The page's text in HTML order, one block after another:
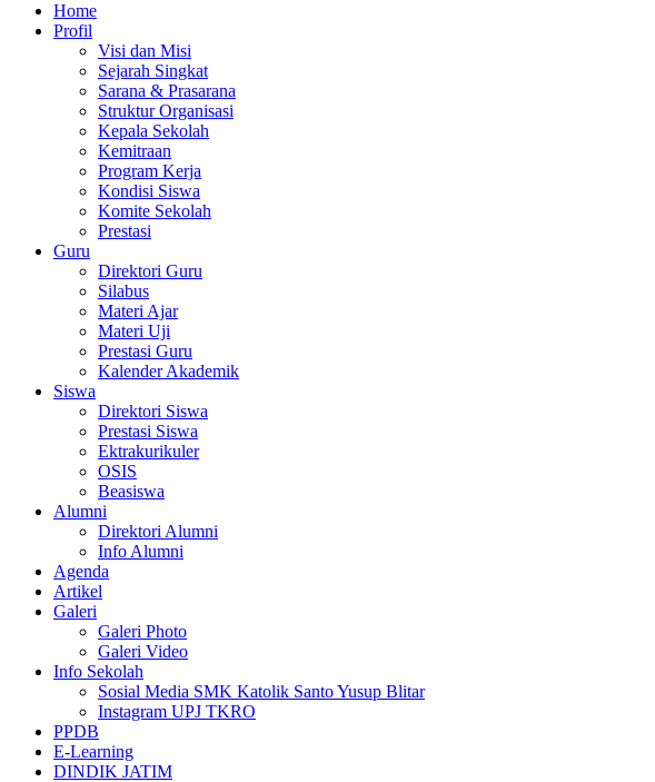
Home
Profil
Visi dan Misi
Sejarah Singkat
Sarana & Prasarana
Struktur Organisasi
Kepala Sekolah
Kemitraan
Program Kerja
Kondisi Siswa
Komite Sekolah
Prestasi
Guru
Direktori Guru
Silabus
Materi Ajar
Materi Uji
Prestasi Guru
Kalender Akademik
Siswa
Direktori Siswa
Prestasi Siswa
Ektrakurikuler
OSIS
Beasiswa
Alumni
Direktori Alumni
Info Alumni
Agenda
Artikel
Galeri
Galeri Photo
Galeri Video
Info Sekolah
Sosial Media SMK Katolik Santo Yusup Blitar
Instagram UPJ TKRO
PPDB
E-Learning
DINDIK JATIM